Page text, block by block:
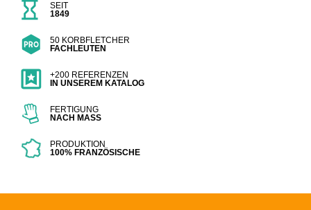
SEIT
1849
50 KORBFLETCHER
FACHLEUTEN
+200 REFERENZEN
IN UNSEREM KATALOG
FERTIGUNG
NACH MASS
PRODUKTION
100% FRANZÖSISCHE